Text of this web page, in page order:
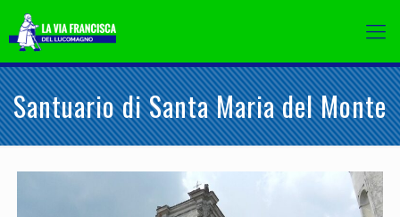
Santuario di Santa Maria del Monte